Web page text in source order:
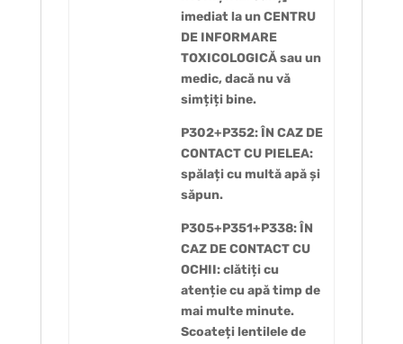
imediat la un CENTRU
DE INFORMARE
TOXICOLOGICĂ sau un
medic, dacă nu vă
simțiți bine.
P302+P352: ÎN CAZ DE
CONTACT CU PIELEA:
spălați cu multă apă și
săpun.
P305+P351+P338: ÎN
CAZ DE CONTACT CU
OCHII: clătiți cu
atenție cu apă timp de
mai multe minute.
Scoateți lentilele de